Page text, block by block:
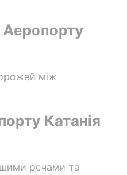
між
Катанія
речами та